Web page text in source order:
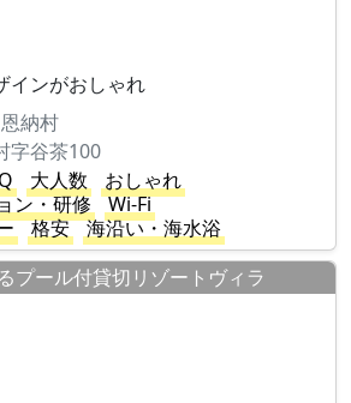
インがおしゃれ
納村
字谷茶100
大人数
おしゃれ
ン・研修
Wi-Fi
格安
海沿い・海水浴
プール付貸切リゾートヴィラ